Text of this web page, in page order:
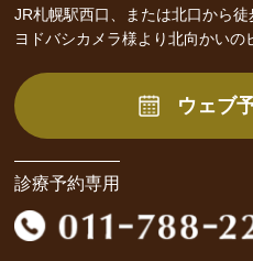
JR札幌駅西口、または北口から徒
ヨドバシカメラ様より北向かいの
ウェブ
診療予約専用